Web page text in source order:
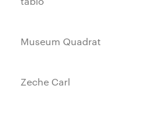
Museum Quadrat
Zeche Carl